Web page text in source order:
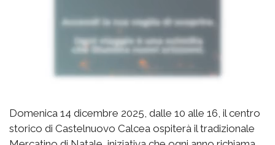
Domenica 14 dicembre 2025, dalle 10 alle 16, il centro
storico di Castelnuovo Calcea ospiterà il tradizionale